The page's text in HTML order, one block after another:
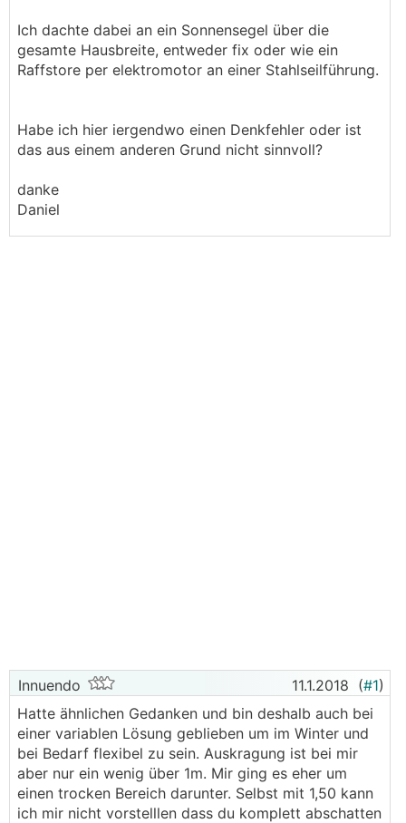
Ich dachte dabei an ein Sonnensegel über die
gesamte Hausbreite, entweder fix oder wie ein
Raffstore per elektromotor an einer Stahlseilführung.
Habe ich hier iergendwo einen Denkfehler oder ist
das aus einem anderen Grund nicht sinnvoll?
danke
Daniel
Innuendo 11.1.2018 (#1)
Hatte ähnlichen Gedanken und bin deshalb auch bei
einer variablen Lösung geblieben um im Winter und
bei Bedarf flexibel zu sein. Auskragung ist bei mir
aber nur ein wenig über 1m. Mir ging es eher um
einen trocken Bereich darunter. Selbst mit 1,50 kann
ich mir nicht vorstelllen dass du komplett abschatten